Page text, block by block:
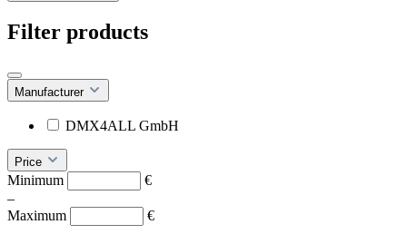
Filter products
Manufacturer
DMX4ALL GmbH
Price
Minimum
€
–
Maximum
€